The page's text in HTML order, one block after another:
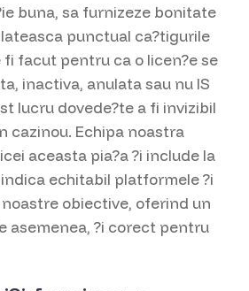
buna, sa furnizeze bonitate
punctual ca?tigurile
fi facut pentru ca o licen?e se
inactiva, anulata sau nu IS
lucru dovede?te a fi invizibil
cazinou. Echipa noastra
aceasta pia?a ?i include la
echitabil platformele ?i
obiective, oferind un
asemenea, ?i corect pentru